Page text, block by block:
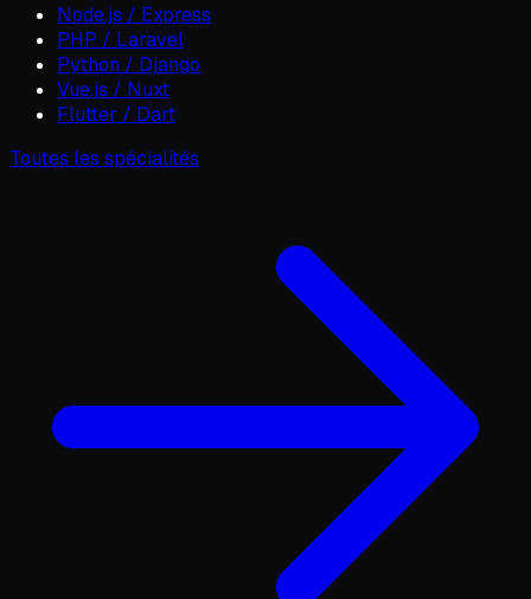
Node.js / Express
PHP / Laravel
Python / Django
Vue.js / Nuxt
Flutter / Dart
Toutes les spécialités